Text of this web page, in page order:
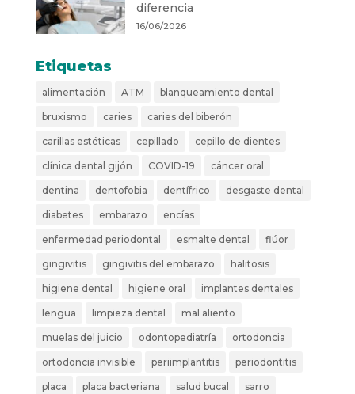
diferencia
16/06/2026
Etiquetas
alimentación ATM blanqueamiento dental
bruxismo caries caries del biberón
carillas estéticas cepillado cepillo de dientes
clínica dental gijón COVID-19 cáncer oral
dentina dentofobia dentífrico desgaste dental
diabetes embarazo encías
enfermedad periodontal esmalte dental flúor
gingivitis gingivitis del embarazo halitosis
higiene dental higiene oral implantes dentales
lengua limpieza dental mal aliento
muelas del juicio odontopediatría ortodoncia
ortodoncia invisible periimplantitis periodontitis
placa placa bacteriana salud bucal sarro